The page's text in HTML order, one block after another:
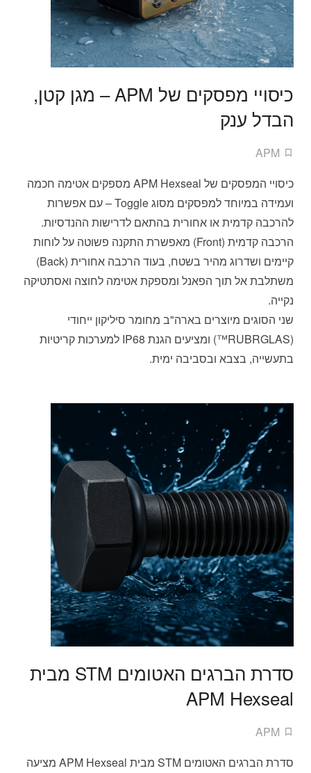
כיסויי מפסקים של APM – מגן קטן,
הבדל ענק
APM
כיסויי המפסקים של APM Hexseal מספקים אטימה חכמה
ועמידה במיוחד למפסקים מסוג Toggle – עם אפשרות
להרכבה קדמית או אחורית בהתאם לדרישות ההנדסיות.
הרכבה קדמית (Front) מאפשרת התקנה פשוטה על לוחות
קיימים ושדרוג מהיר בשטח, בעוד הרכבה אחורית (Back)
משתלבת אל תוך הפאנל ומספקת אטימה לחוצה ואסתטיקה
נקייה.
שני הסוגים מיוצרים בארה"ב מחומר סיליקון ייחודי
(RUBRGLAS™) ומציעים הגנת IP68 למערכות קריטיות
בתעשייה, בצבא ובסביבה ימית.
סדרת הברגים האטומים STM מבית
APM Hexseal
APM
סדרת הברגים האטומים STM מבית APM Hexseal מציעה